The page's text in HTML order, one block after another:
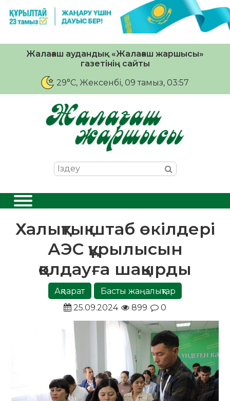
Жалағаш аудандық «Жалағаш жаршысы»
газетінің сайты
29°C, Жексенбі, 09 тамыз, 03:57
Халықтық штаб өкілдері
АЭС құрылысын
қолдауға шақырды
Ақпарат
Басты жаңалықтар
25.09.2024
899 0